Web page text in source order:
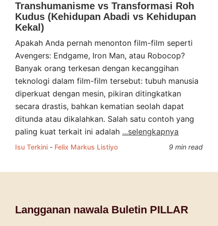
Transhumanisme vs Transformasi Roh
Kudus (Kehidupan Abadi vs Kehidupan
Kekal)
Apakah Anda pernah menonton film-film seperti
Avengers: Endgame, Iron Man, atau Robocop?
Banyak orang terkesan dengan kecanggihan
teknologi dalam film-film tersebut: tubuh manusia
diperkuat dengan mesin, pikiran ditingkatkan
secara drastis, bahkan kematian seolah dapat
ditunda atau dikalahkan. Salah satu contoh yang
paling kuat terkait ini adalah ...selengkapnya
Isu Terkini - Felix Markus Listiyo 9 min read
Langganan nawala Buletin PILLAR